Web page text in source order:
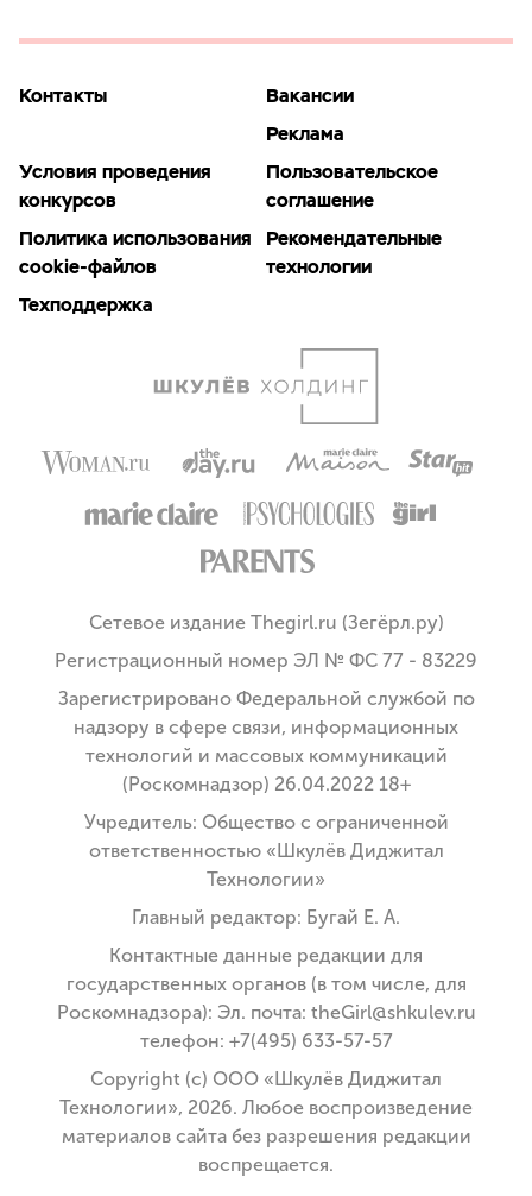
Контакты
Вакансии
Реклама
Условия проведения
конкурсов
Пользовательское
соглашение
Политика использования
cookie-файлов
Рекомендательные
технологии
Техподдержка
Сетевое издание Thegirl.ru (Зегёрл.ру)
Регистрационный номер ЭЛ № ФС 77 - 83229
Зарегистрировано Федеральной службой по
надзору в сфере связи, информационных
технологий и массовых коммуникаций
(Роскомнадзор) 26.04.2022 18+
Учредитель: Общество с ограниченной
ответственностью «Шкулёв Диджитал
Технологии»
Главный редактор: Бугай Е. А.
Контактные данные редакции для
государственных органов (в том числе, для
Роскомнадзора): Эл. почта: theGirl@shkulev.ru
телефон: +7(495) 633-57-57
Copyright (с) ООО «Шкулёв Диджитал
Технологии», 2026. Любое воспроизведение
материалов сайта без разрешения редакции
воспрещается.